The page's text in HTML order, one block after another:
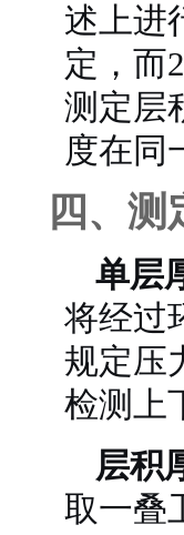
述上进
定，而
测定层
度在同
四、
单层
将经过
规定压
检测上
层积
取一叠